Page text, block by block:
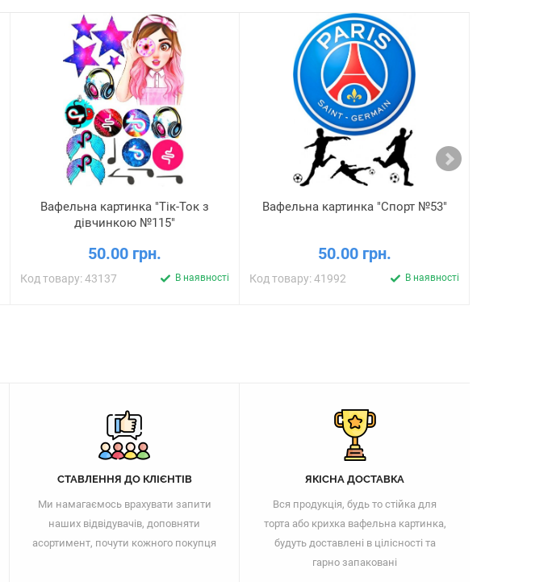
Вафельна картинка "Тік-Ток з
дівчинкою №115"
50.00 грн.
Код товару: 43137 В наявності
Вафельна картинка "Спорт №53"
50.00 грн.
Код товару: 41992 В наявності
СТАВЛЕННЯ ДО КЛІЄНТІВ
Ми намагаємось врахувати запити
наших відвідувачів, доповняти
асортимент, почути кожного покупця
ЯКІСНА ДОСТАВКА
Вся продукція, будь то стійка для
торта або крихка вафельна картинка,
будуть доставлені в цілісності та
гарно запаковані